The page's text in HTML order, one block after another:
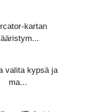
kartan
valita kypsä ja
ma...